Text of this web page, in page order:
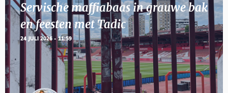
Servische maffiabaas in grauwe bak
en feesten met Tadic
24 JULI 2026 - 11:59